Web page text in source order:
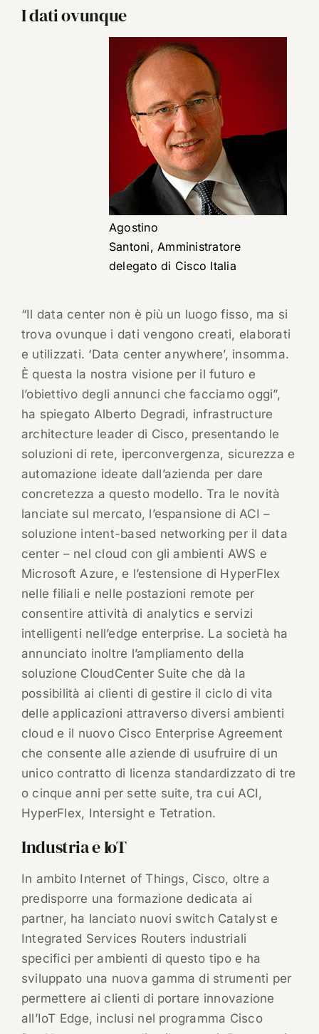
I dati ovunque
Agostino
Santoni, Amministratore
delegato di Cisco Italia
“Il data center non è più un luogo fisso, ma si
trova ovunque i dati vengono creati, elaborati
e utilizzati. ‘Data center anywhere’, insomma.
È questa la nostra visione per il futuro e
l’obiettivo degli annunci che facciamo oggi”,
ha spiegato Alberto Degradi, infrastructure
architecture leader di Cisco, presentando le
soluzioni di rete, iperconvergenza, sicurezza e
automazione ideate dall’azienda per dare
concretezza a questo modello. Tra le novità
lanciate sul mercato, l’espansione di ACI –
soluzione intent-based networking per il data
center – nel cloud con gli ambienti AWS e
Microsoft Azure, e l’estensione di HyperFlex
nelle filiali e nelle postazioni remote per
consentire attività di analytics e servizi
intelligenti nell’edge enterprise. La società ha
annunciato inoltre l’ampliamento della
soluzione CloudCenter Suite che dà la
possibilità ai clienti di gestire il ciclo di vita
delle applicazioni attraverso diversi ambienti
cloud e il nuovo Cisco Enterprise Agreement
che consente alle aziende di usufruire di un
unico contratto di licenza standardizzato di tre
o cinque anni per sette suite, tra cui ACI,
HyperFlex, Intersight e Tetration.
Industria e IoT
In ambito Internet of Things, Cisco, oltre a
predisporre una formazione dedicata ai
partner, ha lanciato nuovi switch Catalyst e
Integrated Services Routers industriali
specifici per ambienti di questo tipo e ha
sviluppato una nuova gamma di strumenti per
permettere ai clienti di portare innovazione
all’IoT Edge, inclusi nel programma Cisco